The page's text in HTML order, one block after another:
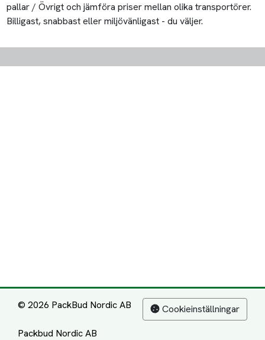
pallar / Övrigt och jämföra priser mellan olika transportörer.
Billigast, snabbast eller miljövänligast - du väljer.
© 2026 PackBud Nordic AB
Packbud Nordic AB
Cookieinställningar